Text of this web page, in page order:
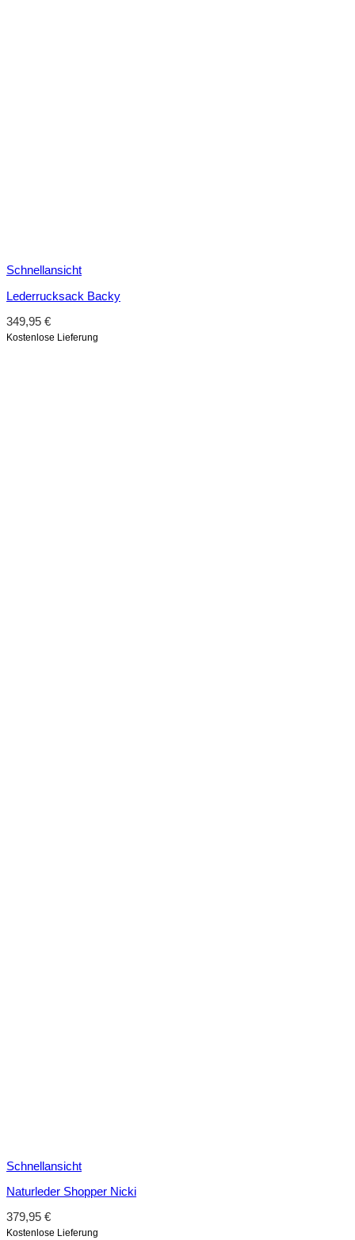
Schnellansicht
Lederrucksack Backy
349,95 €
Kostenlose Lieferung
Schnellansicht
Naturleder Shopper Nicki
379,95 €
Kostenlose Lieferung